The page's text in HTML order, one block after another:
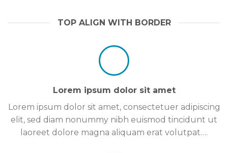
TOP ALIGN WITH BORDER
Lorem ipsum dolor sit amet
Lorem ipsum dolor sit amet, consectetuer adipiscing
elit, sed diam nonummy nibh euismod tincidunt ut
laoreet dolore magna aliquam erat volutpat….